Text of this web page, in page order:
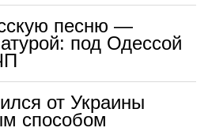
песню —
под Одессой
от Украины
способом